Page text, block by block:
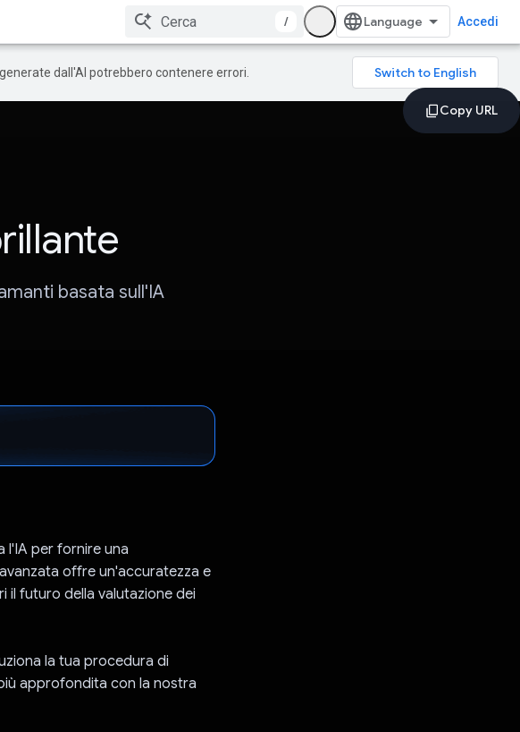
/ Accedi
dall'AI potrebbero contenere errori.
basata sull'IA
l'IA per fornire una
offre un'accuratezza e
il futuro della valutazione dei
la tua procedura di
approfondita con la nostra